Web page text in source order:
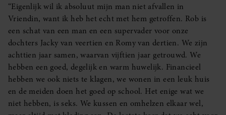
“Eigenlijk wil ik absoluut mijn man niet afvallen in
Vriendin, want ik heb het echt met hem getroffen. Rob is
een schat van een man en een supervader voor onze
dochters Jacky van veertien en Romy van dertien. We zijn
achttien jaar samen, waarvan vijftien jaar getrouwd. We
hebben een goed, degelijk en warm huwelijk. Financieel
hebben we ook niets te klagen, we wonen in een leuk huis
en de meiden doen het goed op school. Het enige wat we
niet hebben, is seks. We kussen en omhelzen elkaar wel,